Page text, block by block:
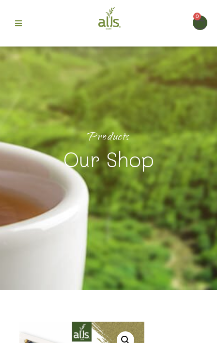
ายดี
0
สินค้า >ท้อปปิ้งเครื่องดื่มพรีเมียม เติมเสน่ห์และความอร่อยให้ทุก
> บุกเฉาก๊วย (ตรา ออลส์)
Products
Our Shop